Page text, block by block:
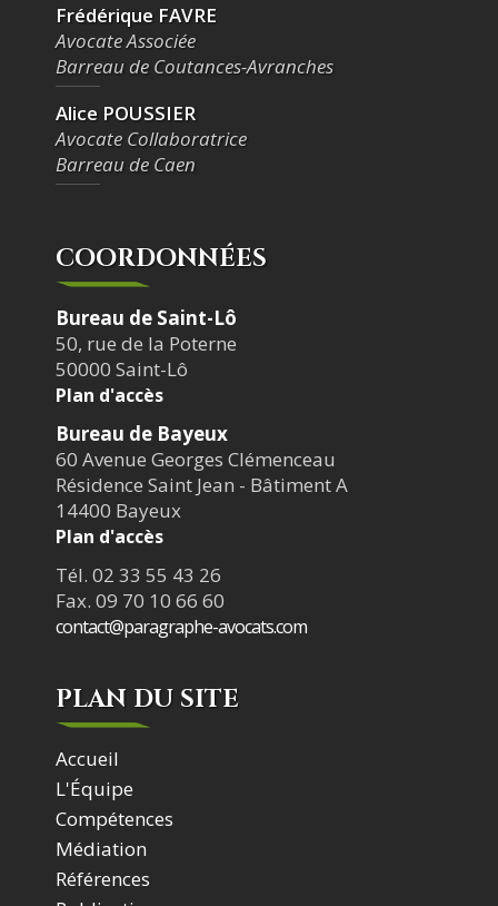
Frédérique FAVRE
Avocate Associée
Barreau de Coutances-Avranches
Alice POUSSIER
Avocate Collaboratrice
Barreau de Caen
COORDONNÉES
Bureau de Saint-Lô
50, rue de la Poterne
50000 Saint-Lô
Plan d'accès
Bureau de Bayeux
60 Avenue Georges Clémenceau
Résidence Saint Jean - Bâtiment A
14400 Bayeux
Plan d'accès
Tél. 02 33 55 43 26
Fax. 09 70 10 66 60
contact@paragraphe-avocats.com
PLAN DU SITE
Accueil
L'Équipe
Compétences
Médiation
Références